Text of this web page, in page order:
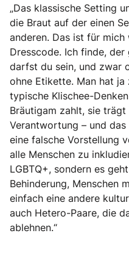
„Das klassische Setting
die Braut auf der einen
anderen. Das ist für
Dresscode. Ich finde,
darfst du sein, und zwar
ohne Etikette. Man hat ja
typische Klischee-
Bräutigam zahlt, sie
Verantwortung – und
eine falsche Vorstellung
alle Menschen zu
LGBTQ+, sondern es
Behinderung, Menschen
einfach eine andere
auch Hetero-Paare, die
ablehnen.“